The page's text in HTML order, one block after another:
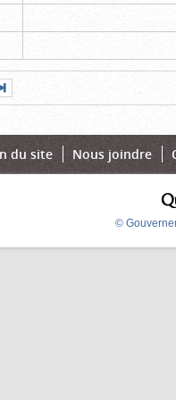
du site Nous joindre
©